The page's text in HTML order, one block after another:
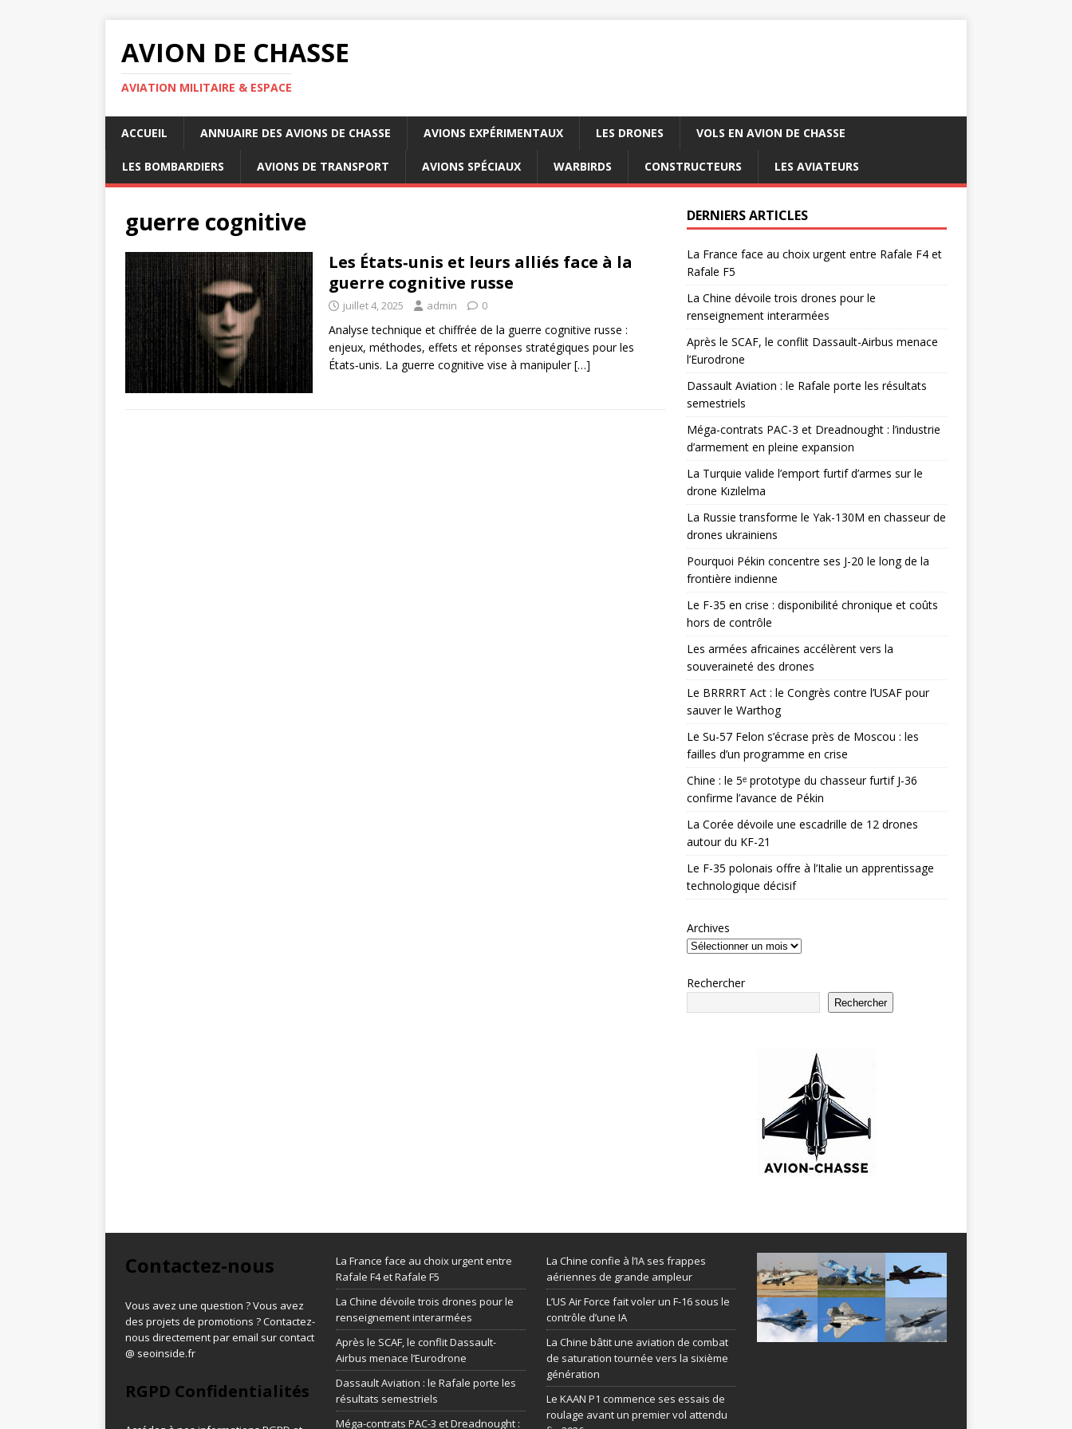
AVION DE CHASSE
AVIATION MILITAIRE & ESPACE
ACCUEIL ANNUAIRE DES AVIONS DE CHASSE AVIONS EXPÉRIMENTAUX LES DRONES VOLS EN AVION DE CHASSE
LES BOMBARDIERS AVIONS DE TRANSPORT AVIONS SPÉCIAUX WARBIRDS CONSTRUCTEURS LES AVIATEURS
guerre cognitive
Les États‑unis et leurs alliés face à la
guerre cognitive russe
juillet 4, 2025 admin 0
Analyse technique et chiffrée de la guerre cognitive russe :
enjeux, méthodes, effets et réponses stratégiques pour les
États‑unis. La guerre cognitive vise à manipuler[…]
DERNIERS ARTICLES
La France face au choix urgent entre Rafale F4 et
Rafale F5
La Chine dévoile trois drones pour le
renseignement interarmées
Après le SCAF, le conflit Dassault-Airbus menace
l’Eurodrone
Dassault Aviation : le Rafale porte les résultats
semestriels
Méga-contrats PAC-3 et Dreadnought : l’industrie
d’armement en pleine expansion
La Turquie valide l’emport furtif d’armes sur le
drone Kızılelma
La Russie transforme le Yak-130M en chasseur de
drones ukrainiens
Pourquoi Pékin concentre ses J-20 le long de la
frontière indienne
Le F-35 en crise : disponibilité chronique et coûts
hors de contrôle
Les armées africaines accélèrent vers la
souveraineté des drones
Le BRRRRT Act : le Congrès contre l’USAF pour
sauver le Warthog
Le Su-57 Felon s’écrase près de Moscou : les
failles d’un programme en crise
Chine : le 5ᵉ prototype du chasseur furtif J-36
confirme l’avance de Pékin
La Corée dévoile une escadrille de 12 drones
autour du KF-21
Le F-35 polonais offre à l’Italie un apprentissage
technologique décisif
Archives
Rechercher
Rechercher
Contactez-nous
Vous avez une question ? Vous avez
des projets de promotions ? Contactez-
nous directement par email sur contact
@ seoinside.fr
RGPD Confidentialités
La France face au choix urgent entre
Rafale F4 et Rafale F5
La Chine dévoile trois drones pour le
renseignement interarmées
Après le SCAF, le conflit Dassault-
Airbus menace l’Eurodrone
Dassault Aviation : le Rafale porte les
résultats semestriels
Méga-contrats PAC-3 et Dreadnought :
La Chine confie à l’IA ses frappes
aériennes de grande ampleur
L’US Air Force fait voler un F-16 sous le
contrôle d’une IA
La Chine bâtit une aviation de combat
de saturation tournée vers la sixième
génération
Le KAAN P1 commence ses essais de
roulage avant un premier vol attendu